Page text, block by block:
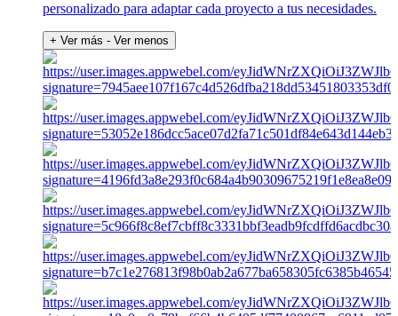
personalizado para adaptar cada proyecto a tus necesidades.
+ Ver más - Ver menos